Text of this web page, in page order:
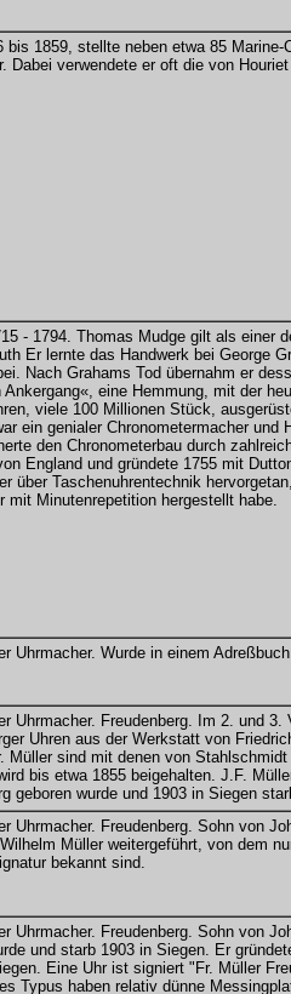
bis 1859, stellte neben etwa 85
Dabei verwendete er oft die von
- 1794. Thomas Mudge gilt als einer
Er lernte das Handwerk bei George
Nach Grahams Tod übernahm er
Ankergang«, eine Hemmung, mit der
viele 100 Millionen Stück,
ein genialer Chronometermacher und
den Chronometerbau durch
England und gründete 1755 mit
über Taschenuhrentechnik
mit Minutenrepetition hergestellt habe.
Uhrmacher. Wurde in einem
Uhrmacher. Freudenberg. Im 2. und
Uhren aus der Werkstatt von
Müller sind mit denen von
bis etwa 1855 beigehalten. J.F.
geboren wurde und 1903 in Siegen
Uhrmacher. Freudenberg. Sohn von
Müller weitergeführt, von dem
bekannt sind.
Uhrmacher. Freudenberg. Sohn von
und starb 1903 in Siegen. Er
Eine Uhr ist signiert "Fr. Müller
Typus haben relativ dünne